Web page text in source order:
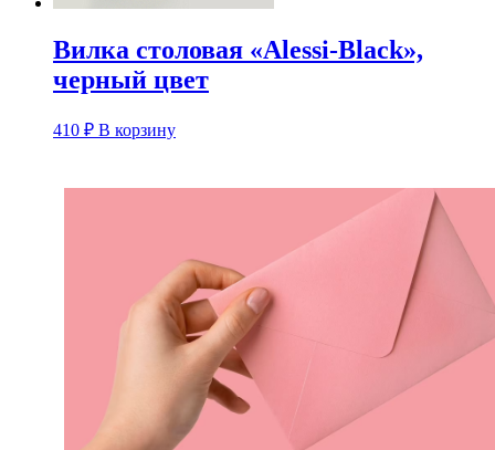
Вилка столовая «Alessi-Black»,
черный цвет
410 ₽ В корзину